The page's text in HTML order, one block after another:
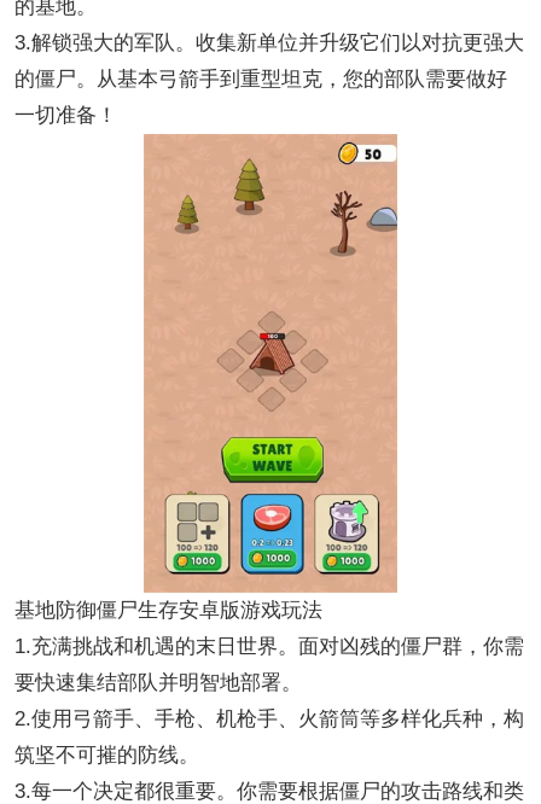
的基地。
3.解锁强大的军队。收集新单位并升级它们以对抗更强大
的僵尸。从基本弓箭手到重型坦克，您的部队需要做好
一切准备！
基地防御僵尸生存安卓版游戏玩法
1.充满挑战和机遇的末日世界。面对凶残的僵尸群，你需
要快速集结部队并明智地部署。
2.使用弓箭手、手枪、机枪手、火箭筒等多样化兵种，构
筑坚不可摧的防线。
3.每一个决定都很重要。你需要根据僵尸的攻击路线和类